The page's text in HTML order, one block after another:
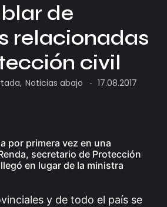
de
relacionadas
civil
, Noticias abajo - 17.08.2017
por primera vez en una
secretario de Protección
en lugar de la ministra
y de todo el país se